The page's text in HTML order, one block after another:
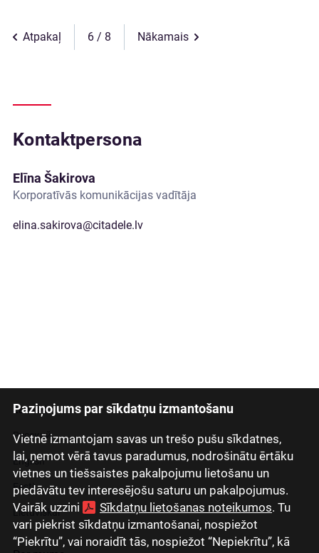
Paziņojums par sīkdatņu izmantošanu
Vietnē izmantojam savas un trešo pušu sīkdatnes,
lai, ņemot vērā tavus paradumus, nodrošinātu ērtāku
vietnes un tiešsaistes pakalpojumu lietošanu un
piedāvātu tev interesējošu saturu un pakalpojumus.
Vairāk uzzini
Sīkdatņu lietošanas noteikumos. Tu
vari piekrist sīkdatņu izmantošanai, nospiežot
“Piekrītu”, vai noraidīt tās, nospiežot “Nepiekrītu”, kā
Atpakaļ 6 Nākamais
Kontaktpersona
Elīna Šakirova
Korporatīvās komunikācijas vadītāja
elina.sakirova@citadele.lv
Latviski
Русский
English
Eesti
Lietuviškai